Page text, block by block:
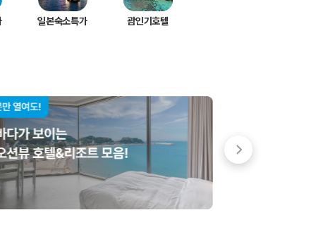
저렴한 차량을 고를 수 있습니다.
준을 선택할 수 있습니다.
는 것이 좋습니다.
일본숙소특가 괌인기호텔